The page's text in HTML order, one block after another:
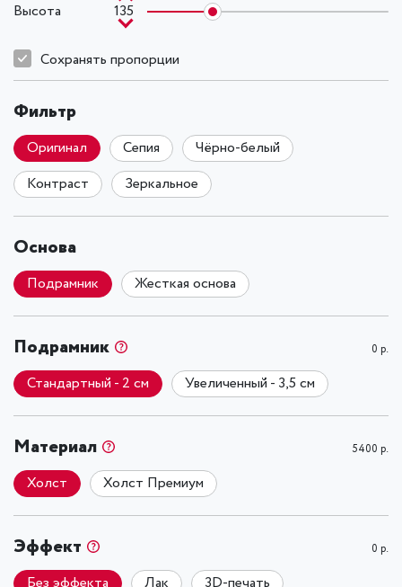
Высота 135
Сохранять пропорции
Фильтр
Оригинал Сепия
Чёрно-белый
Контраст
Зеркальное
Основа
Подрамник Жесткая основа
Подрамник 0 р.
Стандартный - 2 см Увеличенный - 3,5 см
Материал 5400 р.
Холст Холст Премиум
Эффект 0 р.